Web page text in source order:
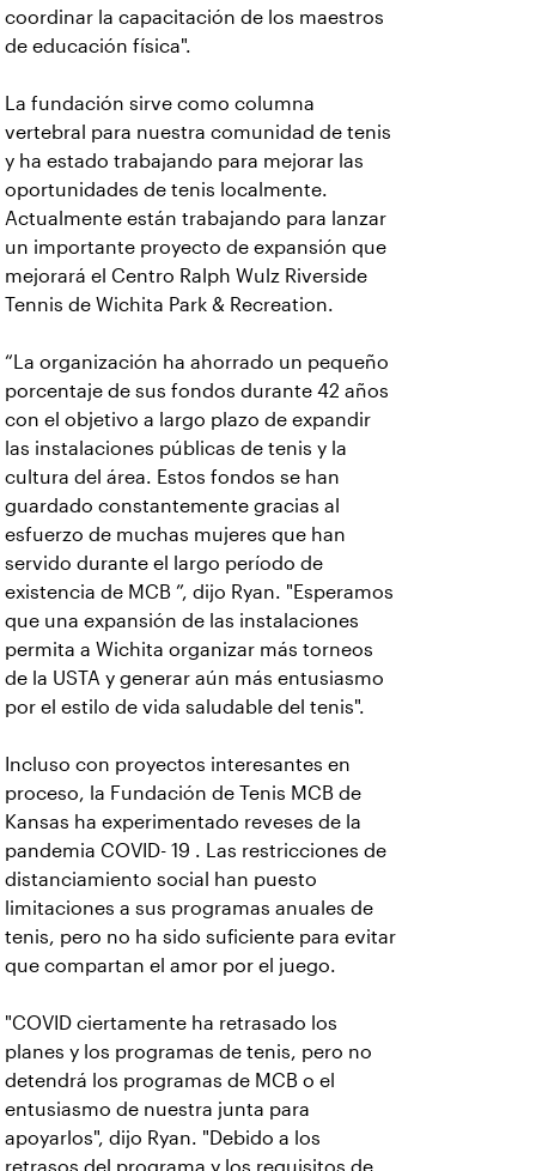
coordinar la capacitación de los maestros
de educación física".
La fundación sirve como columna
vertebral para nuestra comunidad de tenis
y ha estado trabajando para mejorar las
oportunidades de tenis localmente.
Actualmente están trabajando para lanzar
un importante proyecto de expansión que
mejorará el Centro Ralph Wulz Riverside
Tennis de Wichita Park & Recreation.
“La organización ha ahorrado un pequeño
porcentaje de sus fondos durante 42 años
con el objetivo a largo plazo de expandir
las instalaciones públicas de tenis y la
cultura del área. Estos fondos se han
guardado constantemente gracias al
esfuerzo de muchas mujeres que han
servido durante el largo período de
existencia de MCB ”, dijo Ryan. "Esperamos
que una expansión de las instalaciones
permita a Wichita organizar más torneos
de la USTA y generar aún más entusiasmo
por el estilo de vida saludable del tenis".
Incluso con proyectos interesantes en
proceso, la Fundación de Tenis MCB de
Kansas ha experimentado reveses de la
pandemia COVID- 19 . Las restricciones de
distanciamiento social han puesto
limitaciones a sus programas anuales de
tenis, pero no ha sido suficiente para evitar
que compartan el amor por el juego.
"COVID ciertamente ha retrasado los
planes y los programas de tenis, pero no
detendrá los programas de MCB o el
entusiasmo de nuestra junta para
apoyarlos", dijo Ryan. "Debido a los
retrasos del programa y los requisitos de